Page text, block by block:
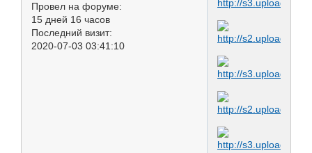
Провел на форуме:
15 дней 16 часов
Последний визит:
2020-07-03 03:41:10